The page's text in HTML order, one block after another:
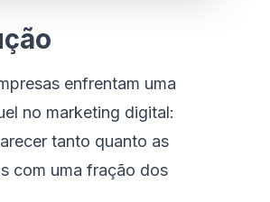
enfrentam uma
no marketing digital:
tanto quanto as
com uma fração dos